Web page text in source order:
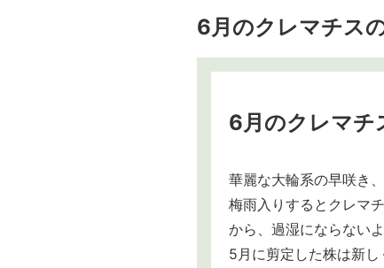
6月のクレマチス
6月のクレマチ
華麗な大輪系の早咲き
梅雨入りするとクレマ
から、過湿にならない
5月に剪定した株は新